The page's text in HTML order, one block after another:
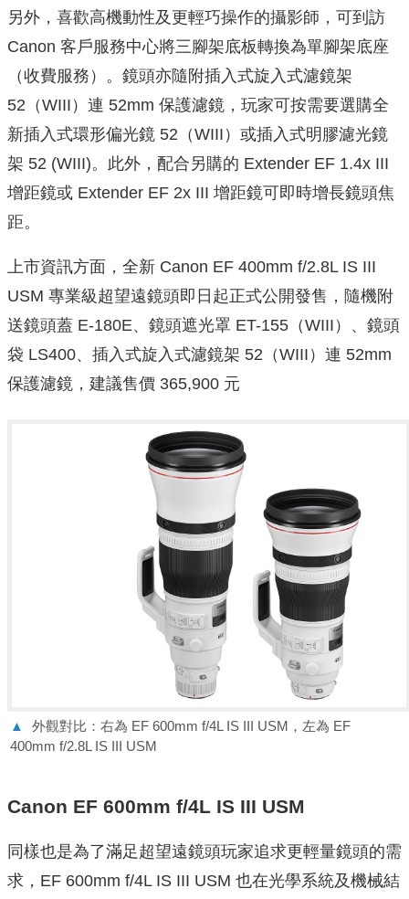
另外，喜歡高機動性及更輕巧操作的攝影師，可到訪
Canon 客戶服務中心將三腳架底板轉換為單腳架底座
（收費服務）。鏡頭亦隨附插入式旋入式濾鏡架
52（WIII）連 52mm 保護濾鏡，玩家可按需要選購全
新插入式環形偏光鏡 52（WIII）或插入式明膠濾光鏡
架 52 (WIII)。此外，配合另購的 Extender EF 1.4x III
增距鏡或 Extender EF 2x III 增距鏡可即時增長鏡頭焦
距。
上市資訊方面，全新 Canon EF 400mm f/2.8L IS III
USM 專業級超望遠鏡頭即日起正式公開發售，隨機附
送鏡頭蓋 E-180E、鏡頭遮光罩 ET-155（WIII）、鏡頭
袋 LS400、插入式旋入式濾鏡架 52（WIII）連 52mm
保護濾鏡，建議售價 365,900 元
▲
外觀對比：右為 EF 600mm f/4L IS III USM，左為 EF
400mm f/2.8L IS III USM
Canon EF 600mm f/4L IS III USM
同樣也是為了滿足超望遠鏡頭玩家追求更輕量鏡頭的需
求，EF 600mm f/4L IS III USM 也在光學系統及機械結